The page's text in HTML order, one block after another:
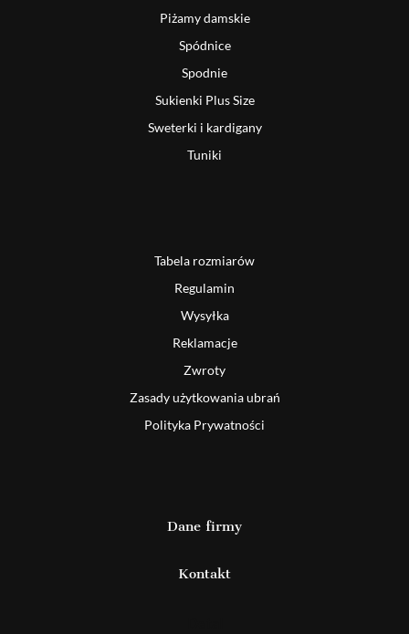
Piżamy damskie
Spódnice
Spodnie
Sukienki Plus Size
Sweterki i kardigany
Tuniki
Tabela rozmiarów
Regulamin
Wysyłka
Reklamacje
Zwroty
Zasady użytkowania ubrań
Polityka Prywatności
Dane firmy
Kontakt